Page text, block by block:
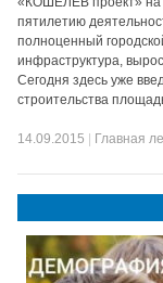
пятилетию
полноценный
инфраструктура,
Сегодня здесь уже
строительства
14.09.2015 Главная